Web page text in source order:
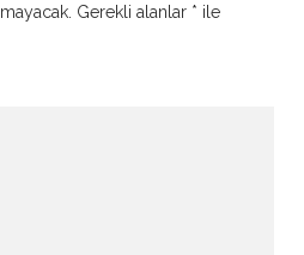
Gerekli alanlar * ile